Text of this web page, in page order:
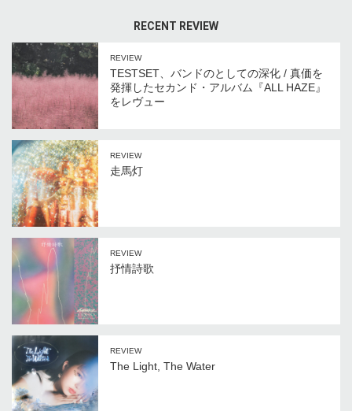
RECENT REVIEW
REVIEW
TESTSET、バンドのとしての深化 / 真価を
発揮したセカンド・アルバム『ALL HAZE』
をレヴュー
REVIEW
走馬灯
REVIEW
抒情詩歌
REVIEW
The Light, The Water